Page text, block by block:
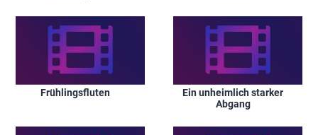
Frühlingsfluten
Ein unheimlich starker
Abgang